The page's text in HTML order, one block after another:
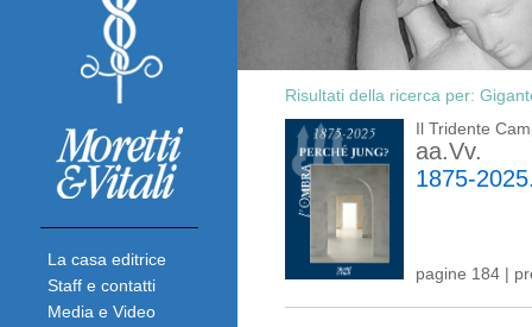
La casa editrice
Staff e contatti
Media e Video
Risultati della ricerca per:
Il Tridente
aa.Vv.
1875-
pagine 184 |